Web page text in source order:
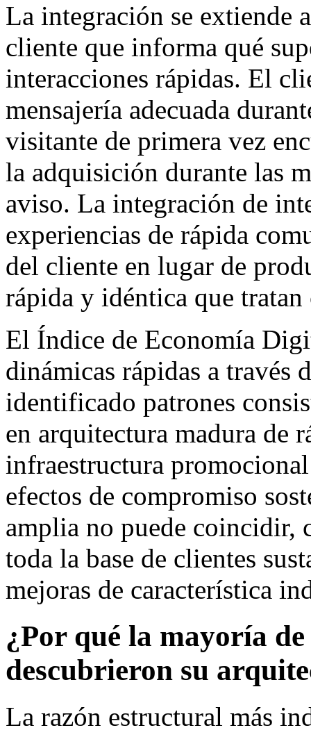
La integración se extiende
cliente que informa qué
interacciones rápidas. El
mensajería adecuada
visitante de primera vez
la adquisición durante las
aviso. La integración de
experiencias de rápida
del cliente en lugar de
rápida y idéntica que tratan
El Índice de Economía
dinámicas rápidas a través
identificado patrones
en arquitectura madura de
infraestructura
efectos de compromiso
amplia no puede coincidir,
toda la base de clientes
mejoras de característica
¿Por qué la mayoría
descubrieron su
La razón estructural más